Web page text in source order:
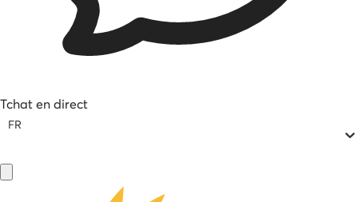
Tchat en direct
FR